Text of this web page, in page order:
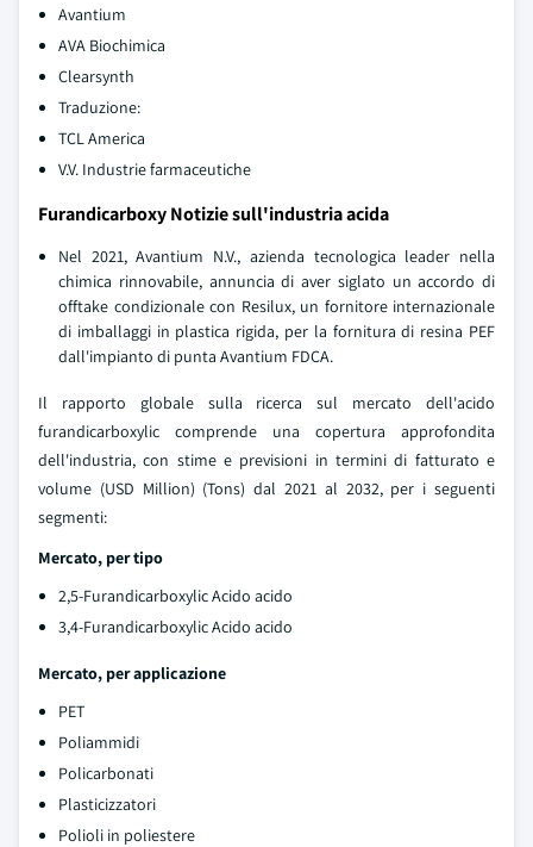
Avantium
AVA Biochimica
Clearsynth
Traduzione:
TCL America
V.V. Industrie farmaceutiche
Furandicarboxy Notizie sull'industria acida
Nel 2021, Avantium N.V., azienda tecnologica leader nella
chimica rinnovabile, annuncia di aver siglato un accordo di
offtake condizionale con Resilux, un fornitore internazionale
di imballaggi in plastica rigida, per la fornitura di resina PEF
dall'impianto di punta Avantium FDCA.
Il rapporto globale sulla ricerca sul mercato dell'acido
furandicarboxylic comprende una copertura approfondita
dell'industria, con stime e previsioni in termini di fatturato e
volume (USD Million) (Tons) dal 2021 al 2032, per i seguenti
segmenti:
Mercato, per tipo
2,5-Furandicarboxylic Acido acido
3,4-Furandicarboxylic Acido acido
Mercato, per applicazione
PET
Poliammidi
Policarbonati
Plasticizzatori
Polioli in poliestere